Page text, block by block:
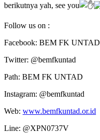
berikutnya yah, see you
Follow us on :
Facebook: BEM FK UNTAD
Twitter: @bemfkuntad
Path: BEM FK UNTAD
Instagram: @bemfkuntad
Web: www.bemfkuntad.or.id
Line: @XPN0737V